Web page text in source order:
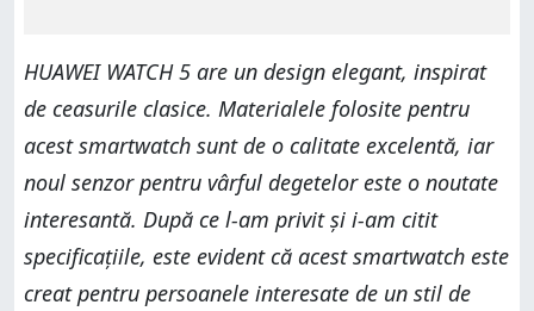
HUAWEI WATCH 5 are un design elegant, inspirat
de ceasurile clasice. Materialele folosite pentru
acest smartwatch sunt de o calitate excelentă, iar
noul senzor pentru vârful degetelor este o noutate
interesantă. După ce l-am privit și i-am citit
specificațiile, este evident că acest smartwatch este
creat pentru persoanele interesate de un stil de